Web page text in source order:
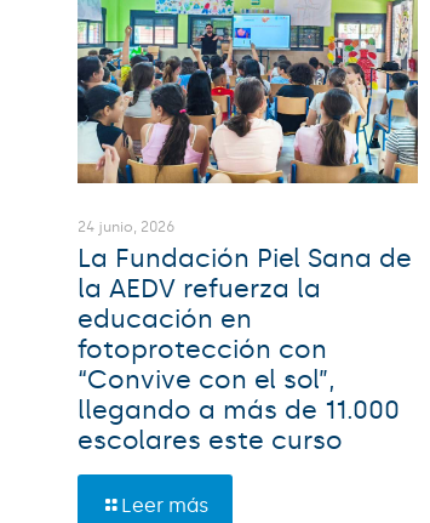
24 junio, 2026
La Fundación Piel Sana de
la AEDV refuerza la
educación en
fotoprotección con
“Convive con el sol”,
llegando a más de 11.000
escolares este curso
Leer más